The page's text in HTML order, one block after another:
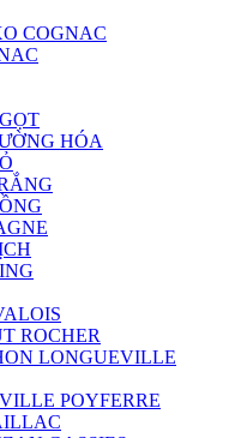
COGNAC
HÓA
ROCHER
LONGUEVILLE
POYFERRE